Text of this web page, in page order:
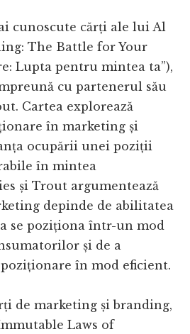
cunoscute cărți ale lui Al
The Battle for Your
Lupta pentru mintea ta”),
cu partenerul său
Cartea explorează
în marketing și
ocupării unei poziții
în mintea
și Trout argumentează
depinde de abilitatea
se poziționa într-un mod
și de a
în mod eficient.
de marketing și branding,
Laws of